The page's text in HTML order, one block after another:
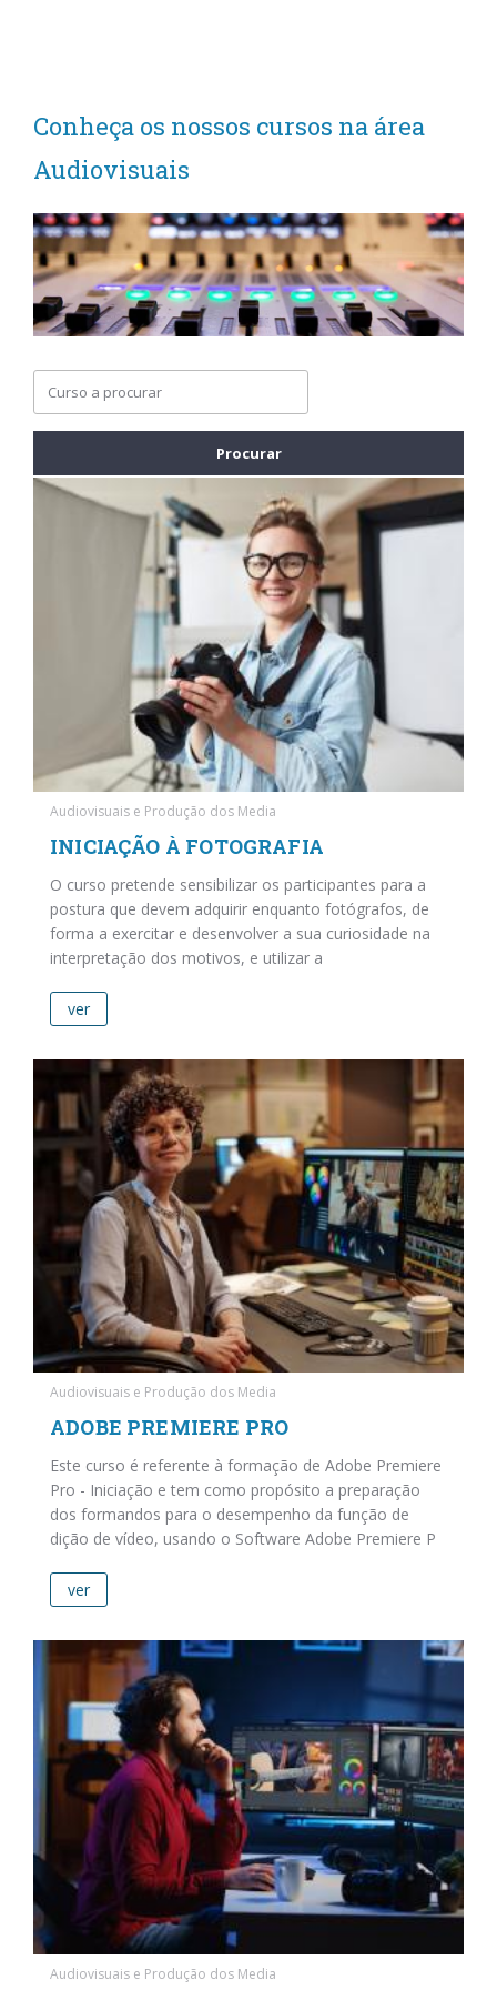
Conheça os nossos cursos na área
Audiovisuais
Procurar
Audiovisuais e Produção dos Media
INICIAÇÃO À FOTOGRAFIA
O curso pretende sensibilizar os participantes para a
postura que devem adquirir enquanto fotógrafos, de
forma a exercitar e desenvolver a sua curiosidade na
interpretação dos motivos, e utilizar a
ver
Audiovisuais e Produção dos Media
ADOBE PREMIERE PRO
Este curso é referente à formação de Adobe Premiere
Pro - Iniciação e tem como propósito a preparação
dos formandos para o desempenho da função de
dição de vídeo, usando o Software Adobe Premiere P
ver
Audiovisuais e Produção dos Media